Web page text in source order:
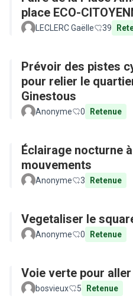
place ECO-
LECLERC Gaëlle 39
Prévoir des pistes
pour relier le
Ginestous
Anonyme 0 Retenue
Éclairage nocturne
mouvements
Anonyme 3 Retenue
Vegetaliser le
Anonyme 0 Retenue
Voie verte pour
bosvieux 5 Retenue